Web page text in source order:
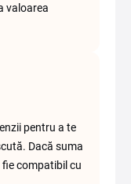
valoarea
pentru a te
Dacă suma
compatibil cu